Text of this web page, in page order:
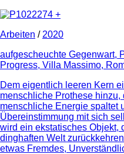
Arbeiten / 2020
aufgescheuchte Gegenwart,
Progress, Villa Massimo,
Dem eigentlich leeren Kern
menschliche Prothese
menschliche Energie spaltet
Übereinstimmung mit sich
wird ein ekstatisches Objekt,
dinghaften Welt
etwas Fremdes,